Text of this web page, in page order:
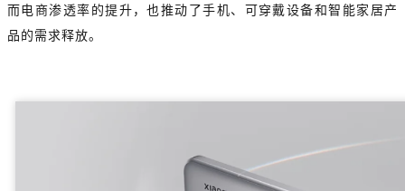
而电商渗透率的提升，也推动了手机、可穿戴设备和智能家居产
品的需求释放。